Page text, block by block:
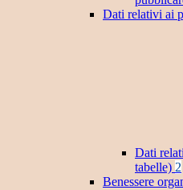
Dati relativi ai
Dati
tabelle) 2
Benessere